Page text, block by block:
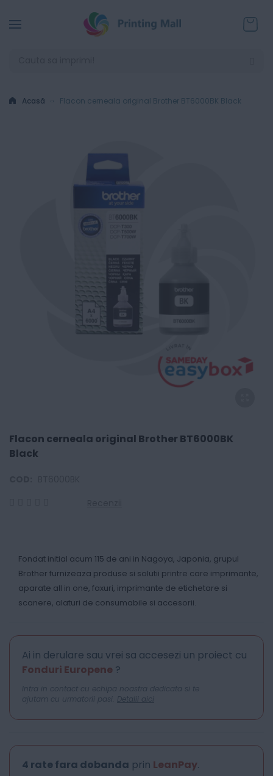
Acasă Flacon cerneala original Brother BT6000BK Black
Flacon cerneala original Brother BT6000BK
Black
Fondat initial acum 115 de ani in Nagoya, Japonia, grupul
Brother furnizeaza produse si solutii printre care imprimante,
aparate all in one, faxuri, imprimante de etichetare si
scanere, alaturi de consumabile si accesorii.
Ai in derulare sau vrei sa accesezi un proiect cu
Fonduri Europene ?
Intra in contact cu echipa noastra dedicata si te
ajutam cu urmatorii pasi. Detalii aici
4 rate fara dobanda prin LeanPay.